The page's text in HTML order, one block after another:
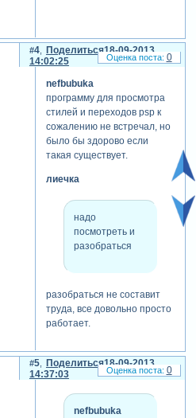
Поделиться
4
18-09-2013
14:02:25
nefbubuka
программу для просмотра
стилей и переходов psp к
сожалению не встречал, но
было бы здорово если
такая существует.
лиечка
надо
посмотреть и
разобраться
разобраться не составит
труда, все довольно просто
работает.
0
Поделиться
5
18-09-2013
14:37:03
nefbubuka
0